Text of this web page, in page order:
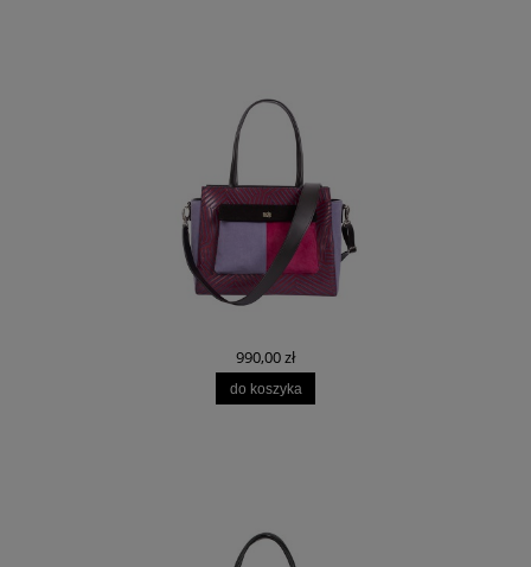
990,00 zł
do koszyka